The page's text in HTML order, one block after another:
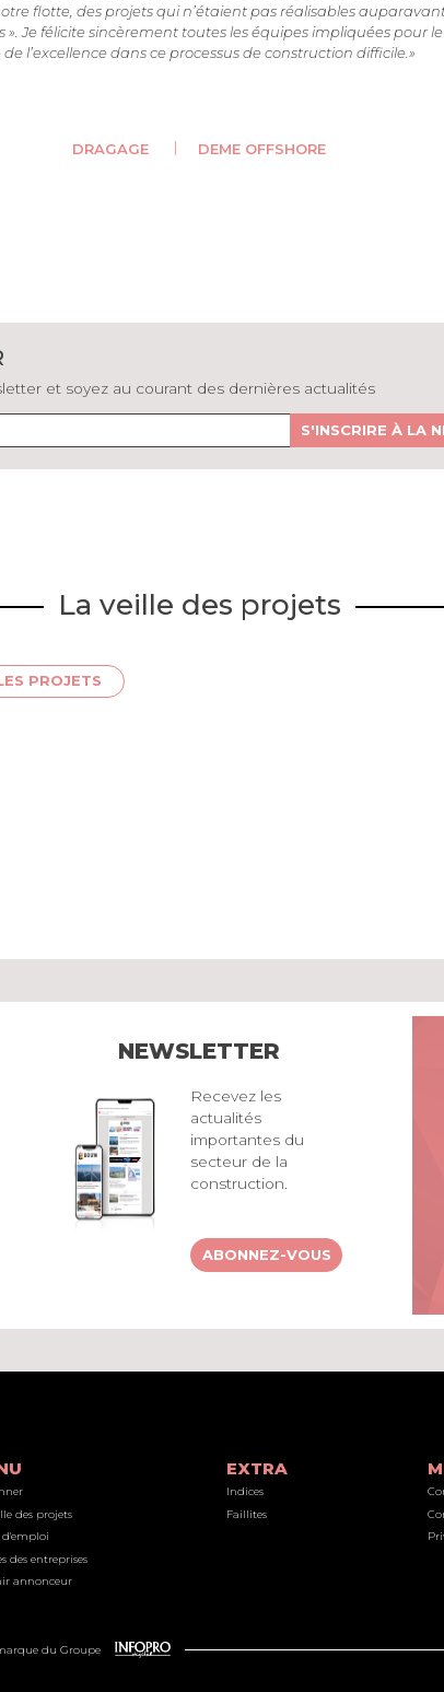
flotte, des projets qui n’étaient pas réalisables
». Je félicite sincèrement toutes les équipes impliquées pour
l’excellence dans ce processus de construction difficile.»
DRAGAGE DEME OFFSHORE
et soyez au courant des dernières actualités
S'INSCRIRE À LA
La veille des projets
PROJETS
NEWSLETTER
Recevez les
actualités
importantes du
secteur de la
construction.
ABONNEZ-VOUS
des projets
d'emploi
des entreprises
annonceur
EXTRA
Indices
Faillites
du Groupe